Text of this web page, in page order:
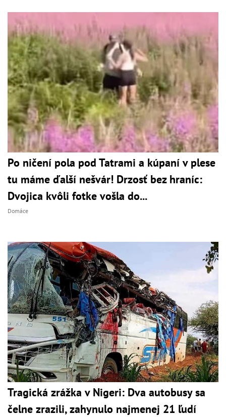
Po ničení pola pod Tatrami a kúpaní v plese
tu máme ďalší nešvár! Drzosť bez hraníc:
Dvojica kvôli fotke vošla do...
Domáce
Tragická zrážka v Nigeri: Dva autobusy sa
čelne zrazili, zahynulo najmenej 21 ľudí